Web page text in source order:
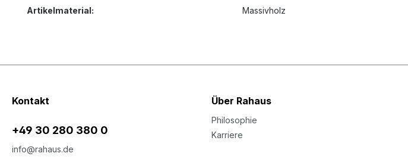
Artikelmaterial: Massivholz
Kontakt
+49 30 280 380 0
info@rahaus.de
Über Rahaus
Philosophie
Karriere